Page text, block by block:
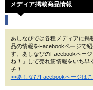
メディア掲載商品情報
あしなびでは各種メディアに掲
品の情報をFacebookページで
す。あしなびのFacebookペー
ね！」して売れ筋情報をいち早
チ！
>>あしなびFacebookページは